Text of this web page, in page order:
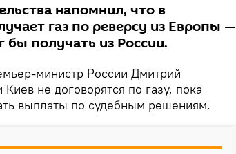
напомнил, что в
газ по реверсу из Европы —
получать из России.
министр России Дмитрий
не договорятся по газу, пока
выплаты по судебным решениям.